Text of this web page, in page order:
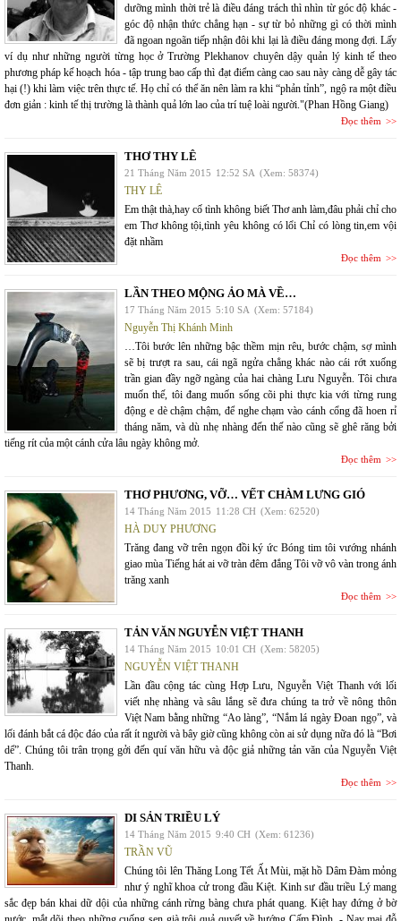
dưỡng mình thời trẻ là điều đáng trách thì nhìn từ góc độ khác -
góc độ nhận thức chẳng hạn - sự từ bỏ những gì có thời mình
đã ngoan ngoãn tiếp nhận đôi khi lại là điều đáng mong đợi. Lấy
ví dụ như những người từng học ở Trường Plekhanov chuyên dậy quản lý kinh tế theo
phương pháp kế hoạch hóa - tập trung bao cấp thì đạt điểm càng cao sau này càng dễ gây tác
hại (!) khi làm việc trên thực tế. Họ chỉ có thể ăn nên làm ra khi “phản tỉnh”, ngộ ra một điều
đơn giản : kinh tế thị trường là thành quả lớn lao của trí tuệ loài người."(Phan Hồng Giang)
Đọc thêm
THƠ THY LÊ
21 Tháng Năm 2015 12:52 SA (Xem: 58374)
THY LÊ
Em thật thà,hay cố tình không biết Thơ anh làm,đâu phải chỉ cho
em Thơ không tội,tình yêu không có lổi Chỉ có lòng tin,em vội
đặt nhầm
Đọc thêm
LẦN THEO MỘNG ẢO MÀ VỀ…
17 Tháng Năm 2015 5:10 SA (Xem: 57184)
Nguyễn Thị Khánh Minh
…Tôi bước lên những bậc thềm mịn rêu, bước chậm, sợ mình
sẽ bị trượt ra sau, cái ngã ngửa chẳng khác nào cái rớt xuống
trần gian đầy ngỡ ngàng của hai chàng Lưu Nguyễn. Tôi chưa
muốn thế, tôi đang muốn sống cõi phi thực kia với từng rung
động e dè chậm chậm, để nghe chạm vào cánh cổng đã hoen rỉ
tháng năm, và dù nhẹ nhàng đến thế nào cũng sẽ ghê răng bởi
tiếng rít của một cánh cửa lâu ngày không mở.
Đọc thêm
THƠ PHƯƠNG, VỠ… VẾT CHÀM LƯNG GIÓ
14 Tháng Năm 2015 11:28 CH (Xem: 62520)
HÀ DUY PHƯƠNG
Trăng đang vỡ trên ngọn đồi ký ức Bóng tim tôi vướng nhánh
giao mùa Tiếng hát ai vỡ tràn đêm đắng Tôi vỡ vô vàn trong ánh
trăng xanh
Đọc thêm
TẢN VĂN NGUYỄN VIỆT THANH
14 Tháng Năm 2015 10:01 CH (Xem: 58205)
NGUYỄN VIỆT THANH
Lần đầu cộng tác cùng Hợp Lưu, Nguyễn Việt Thanh với lối
viết nhẹ nhàng và sâu lắng sẽ đưa chúng ta trở về nông thôn
Việt Nam bằng những “Ao làng”, “Nắm lá ngày Đoan ngọ”, và
lối đánh bắt cá độc đáo của rất ít người và bây giờ cũng không còn ai sử dụng nữa đó là “Bơi
dể”. Chúng tôi trân trọng gởi đến quí văn hữu và độc giả những tản văn của Nguyễn Việt
Thanh.
Đọc thêm
DI SẢN TRIỀU LÝ
14 Tháng Năm 2015 9:40 CH (Xem: 61236)
TRẦN VŨ
Chúng tôi lên Thăng Long Tết Ất Mùi, mặt hồ Dâm Đàm mỏng
như ý nghĩ khoa cử trong đầu Kiệt. Kinh sư đầu triều Lý mang
sắc đẹp bán khai dữ dội của những cánh rừng bàng chưa phát quang. Kiệt hay đứng ở bờ